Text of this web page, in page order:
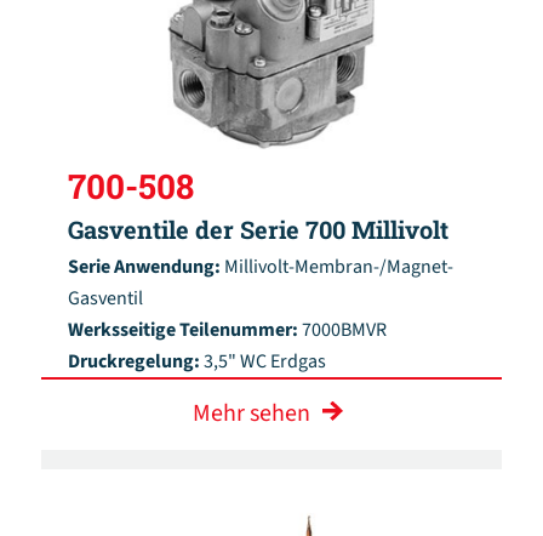
700-508
Gasventile der Serie 700 Millivolt
Serie Anwendung: Millivolt-Membran-/Magnet-
Gasventil
Werksseitige Teilenummer:7000BMVR
Druckregelung:3,5" WC Erdgas
Mehr sehen